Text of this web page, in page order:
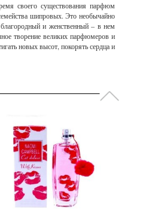
своего существования парфюм
шипровых. Это необычайно
и женственный – в нем
творение великих парфюмеров и
новых высот, покорять сердца и